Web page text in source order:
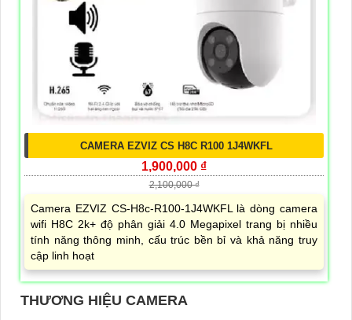
CAMERA EZVIZ CS H8C R100 1J4WKFL
1,900,000 ₫
2,100,000 ₫
Camera EZVIZ CS-H8c-R100-1J4WKFL là dòng camera
wifi H8C 2k+ độ phân giải 4.0 Megapixel trang bị nhiều
tính năng thông minh, cấu trúc bền bỉ và khả năng truy
cập linh hoạt
THƯƠNG HIỆU CAMERA